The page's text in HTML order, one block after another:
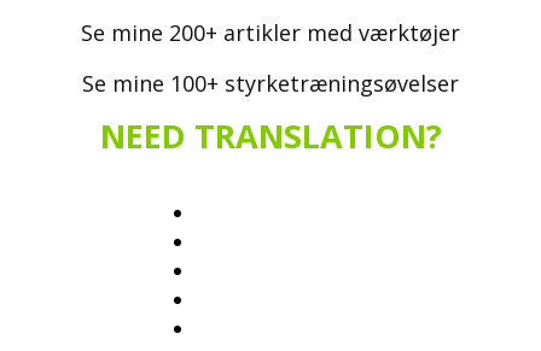
Se mine 200+ artikler med værktøjer
Se mine 100+ styrketræningsøvelser
NEED TRANSLATION?